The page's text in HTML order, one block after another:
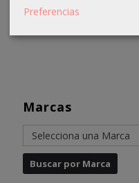
Marcas
Preferencias